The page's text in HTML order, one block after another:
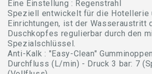
Eine Einstellung : Regenstrahl
Speziell entwickelt für die Hotellerie
Einrichtungen, ist der Wasseraustritt
Duschkopfes regulierbar durch den
Spezialschlüssel.
Anti-Kalk : "Easy-Clean" Gumminoppen
Durchfluss (L/min) - Druck 3 bar: 7